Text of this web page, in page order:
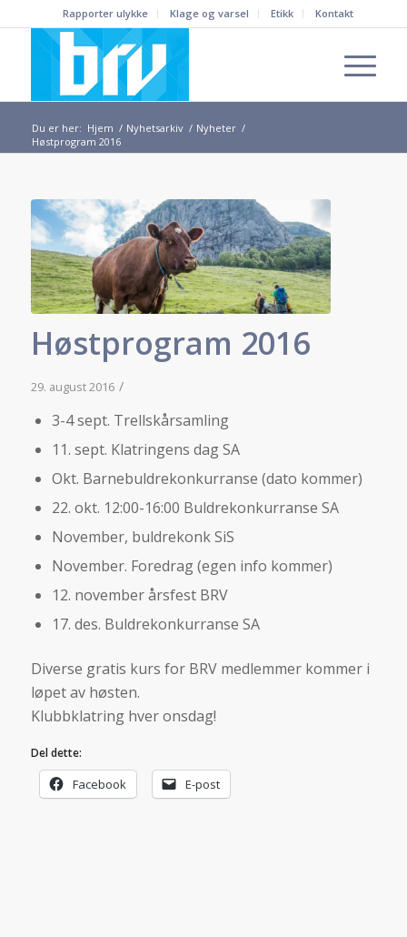
Rapporter ulykke Klage og varsel Etikk Kontakt
Du er her: Hjem / Nyhetsarkiv / Nyheter /
Høstprogram 2016
Høstprogram 2016
29. august 2016 /
3-4 sept. Trellskårsamling
11. sept. Klatringens dag SA
Okt. Barnebuldrekonkurranse (dato kommer)
22. okt. 12:00-16:00 Buldrekonkurranse SA
November, buldrekonk SiS
November. Foredrag (egen info kommer)
12. november årsfest BRV
17. des. Buldrekonkurranse SA
Diverse gratis kurs for BRV medlemmer kommer i
løpet av høsten.
Klubbklatring hver onsdag!
Del dette:
Facebook E-post